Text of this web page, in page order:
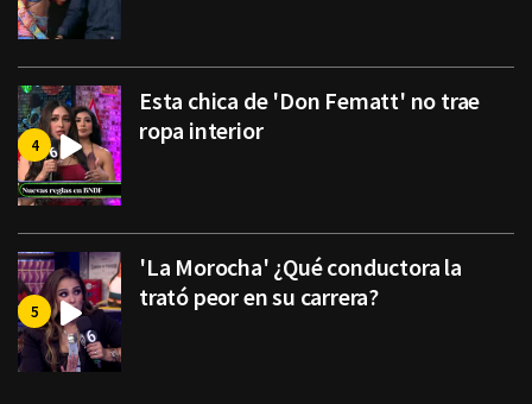
Esta chica de 'Don Fematt' no trae
ropa interior
'La Morocha' ¿Qué conductora la
trató peor en su carrera?